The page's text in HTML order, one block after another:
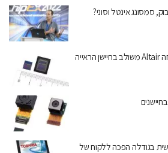
סמסונג אינטל וסוני?
רכיב ה-DSP לעיבוד AI שפיתחה Altair משולב בחיישן הראייה
בגודלה הפכה ללקוח של